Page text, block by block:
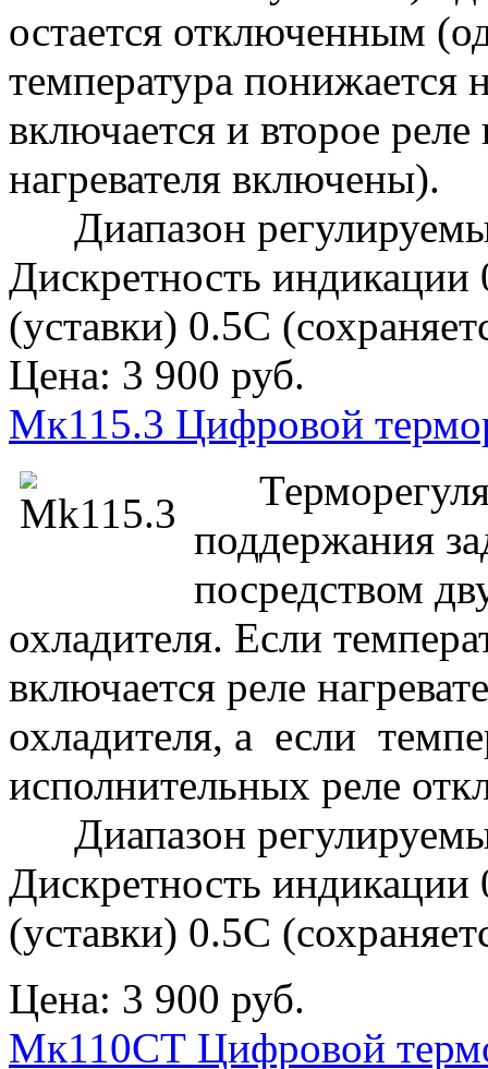
остается отключенным
температура понижается
включается и второе реле
нагревателя включены).
Диапазон
Дискретность индикации
(уставки) 0.5С
Цена: 3 900 руб.
Мк115.3 Цифровой
поддержания
посредством
охладителя. Если
включается реле
охладителя, а если
исполнительных реле
Диапазон
Дискретность индикации
(уставки) 0.5С
Цена: 3 900 руб.
Мк110СТ Цифровой